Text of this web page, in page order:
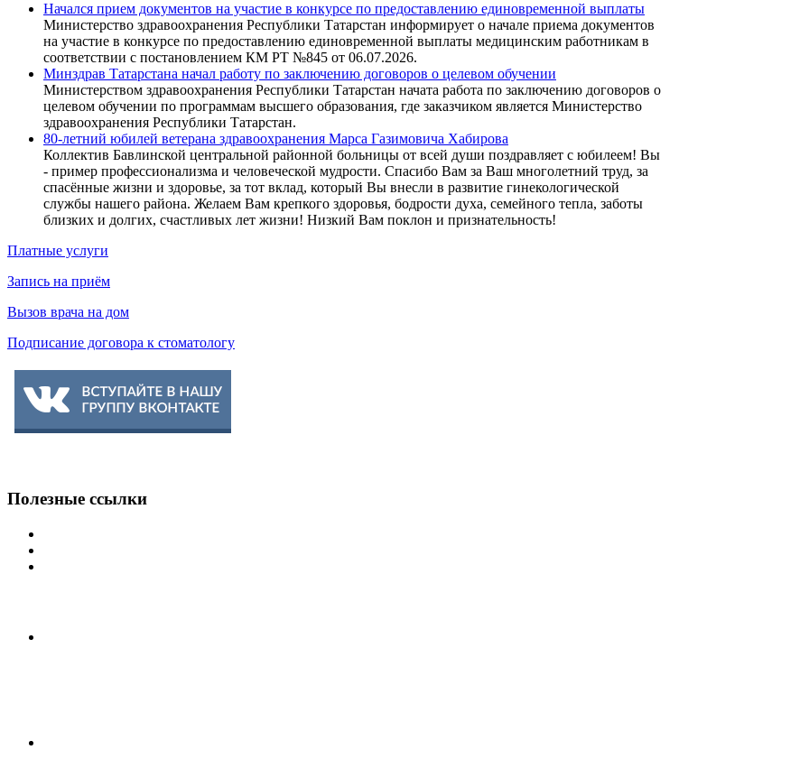
Начался прием документов на участие в конкурсе по предоставлению единовременной выплаты
Министерство здравоохранения Республики Татарстан информирует о начале приема документов
на участие в конкурсе по предоставлению единовременной выплаты медицинским работникам в
соответствии с постановлением КМ РТ №845 от 06.07.2026.
Минздрав Татарстана начал работу по заключению договоров о целевом обучении
Министерством здравоохранения Республики Татарстан начата работа по заключению договоров о
целевом обучении по программам высшего образования, где заказчиком является Министерство
здравоохранения Республики Татарстан.
80-летний юбилей ветерана здравоохранения Марса Газимовича Хабирова
Коллектив Бавлинской центральной районной больницы от всей души поздравляет с юбилеем! Вы
- пример профессионализма и человеческой мудрости. Спасибо Вам за Ваш многолетний труд, за
спасённые жизни и здоровье, за тот вклад, который Вы внесли в развитие гинекологической
службы нашего района. Желаем Вам крепкого здоровья, бодрости духа, семейного тепла, заботы
близких и долгих, счастливых лет жизни! Низкий Вам поклон и признательность!
Платные услуги
Запись на приём
Вызов врача на дом
Подписание договора к стоматологу
Полезные ссылки